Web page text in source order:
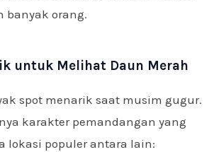
banyak orang.
untuk Melihat Daun Merah
spot menarik saat musim gugur.
karakter pemandangan yang
lokasi populer antara lain: